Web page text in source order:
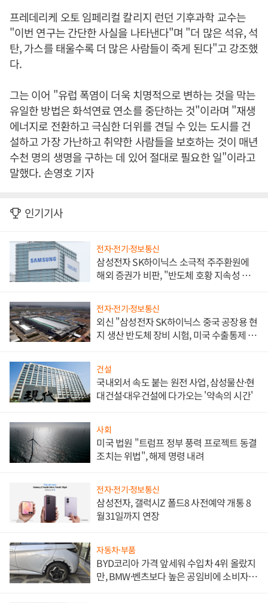
프레데리케 오토 임페리컬 칼리지 런던 기후과학 교수는
"이번 연구는 간단한 사실을 나타낸다"며 "더 많은 석유, 석
탄, 가스를 태울수록 더 많은 사람들이 죽게 된다"고 강조했
다.
그는 이어 "유럽 폭염이 더욱 치명적으로 변하는 것을 막는
유일한 방법은 화석연료 연소를 중단하는 것"이라며 "재생
에너지로 전환하고 극심한 더위를 견딜 수 있는 도시를 건
설하고 가장 가난하고 취약한 사람들을 보호하는 것이 매년
수천 명의 생명을 구하는 데 있어 절대로 필요한 일"이라고
말했다. 손영호 기자
인기기사
전자·전기·정보통신
삼성전자 SK하이닉스 소극적 주주환원에
해외 증권가 비판, "반도체 호황 지속성 의
전자·전기·정보통신
외신 "삼성전자 SK하이닉스 중국 공장용 현
지 생산 반도체 장비 시험, 미국 수출통제 대
건설
국내외서 속도 붙는 원전 사업, 삼성물산·현
대건설·대우건설에 다가오는 '약속의 시간'
사회
미국 법원 "트럼프 정부 풍력 프로젝트 동결
조치는 위법", 해제 명령 내려
전자·전기·정보통신
삼성전자, 갤럭시Z 폴드8 사전예약 개통 8
월31일까지 연장
자동차·부품
BYD코리아 가격 앞세워 수입차 4위 올랐지
만, BMW·벤츠보다 높은 공임비에 소비자